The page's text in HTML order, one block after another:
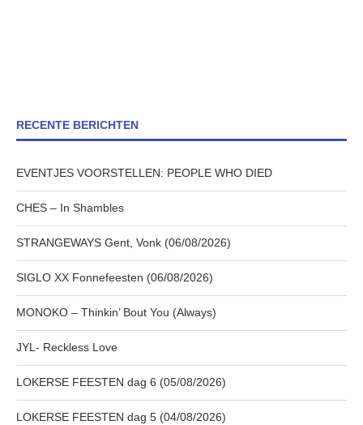
RECENTE BERICHTEN
EVENTJES VOORSTELLEN: PEOPLE WHO DIED
CHES – In Shambles
STRANGEWAYS Gent, Vonk (06/08/2026)
SIGLO XX Fonnefeesten (06/08/2026)
MONOKO – Thinkin’ Bout You (Always)
JYL- Reckless Love
LOKERSE FEESTEN dag 6 (05/08/2026)
LOKERSE FEESTEN dag 5 (04/08/2026)